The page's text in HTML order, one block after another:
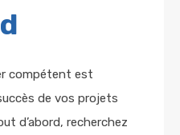
compétent est
de vos projets
d’abord, recherchez